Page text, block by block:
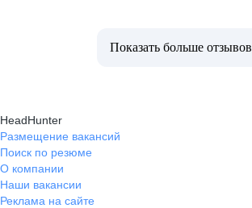
Показать больше отзывов
HeadHunter
Размещение вакансий
Поиск по резюме
О компании
Наши вакансии
Реклама на сайте